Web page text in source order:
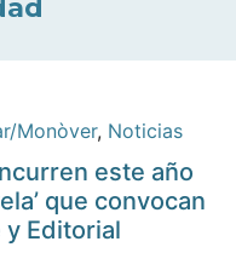
Monòver, Noticias
este año
que convocan
y Editorial